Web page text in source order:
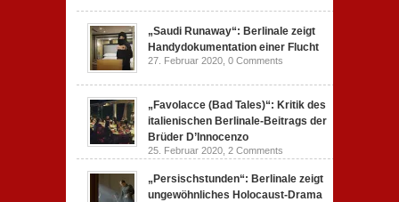
„Saudi Runaway“: Berlinale zeigt
Handydokumentation einer Flucht
27. Februar 2020, 0 Comments
„Favolacce (Bad Tales)“: Kritik des
italienischen Berlinale-Beitrags der
Brüder D’Innocenzo
25. Februar 2020, 2 Comments
„Persischstunden“: Berlinale zeigt
ungewöhnliches Holocaust-Drama